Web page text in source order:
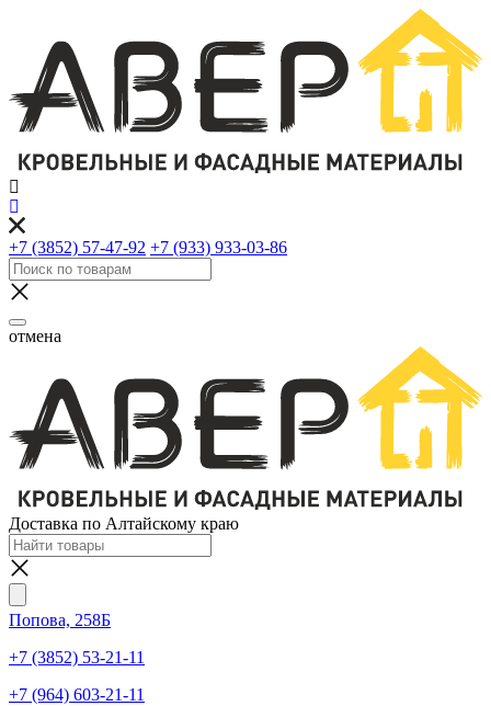
+7 (3852) 57-47-92 +7 (933) 933-03-86
отмена
Доставка по Алтайскому краю
Попова, 258Б
+7 (3852) 53-21-11
+7 (964) 603-21-11